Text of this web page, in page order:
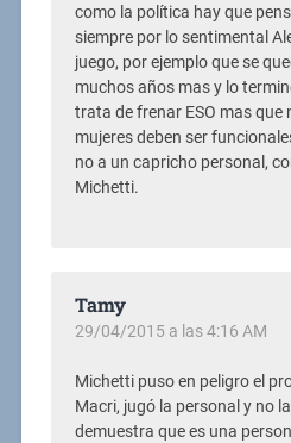
como la política hay que
siempre por lo sentimental
juego, por ejemplo que se
muchos años mas y lo
trata de frenar ESO mas que
mujeres deben ser
no a un capricho personal,
Michetti.
Tamy
29/04/2015 a las 4:16 AM
Michetti puso en peligro el
Macri, jugó la personal y no
demuestra que es una